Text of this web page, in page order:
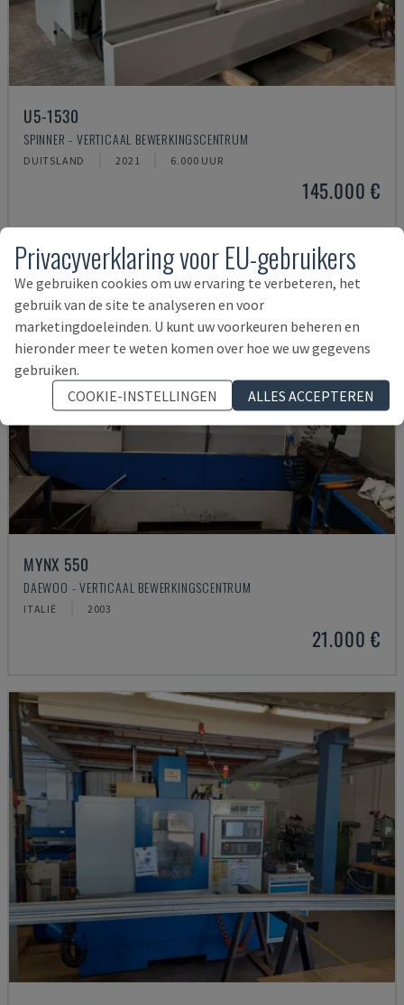
U5-1530
SPINNER - VERTICAAL BEWERKINGSCENTRUM
DUITSLAND 2021 6.000 UUR
145.000 €
MYNX 550
DAEWOO - VERTICAAL BEWERKINGSCENTRUM
ITALIË 2003
21.000 €
Privacyverklaring voor EU-gebruikers
We gebruiken cookies om uw ervaring te verbeteren, het
gebruik van de site te analyseren en voor
marketingdoeleinden. U kunt uw voorkeuren beheren en
hieronder meer te weten komen over hoe we uw gegevens
gebruiken.
COOKIE-INSTELLINGEN
ALLES ACCEPTEREN